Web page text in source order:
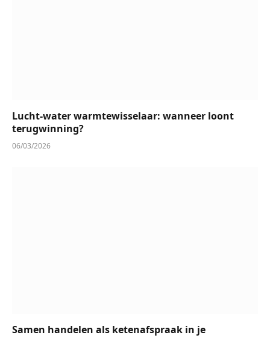
Lucht-water warmtewisselaar: wanneer loont
terugwinning?
06/03/2026
Samen handelen als ketenafspraak in je